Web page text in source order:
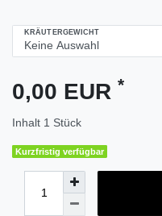
KRÄUTERGEWICHT
0,00 EUR *
Inhalt 1 Stück
Kurzfristig verfügbar